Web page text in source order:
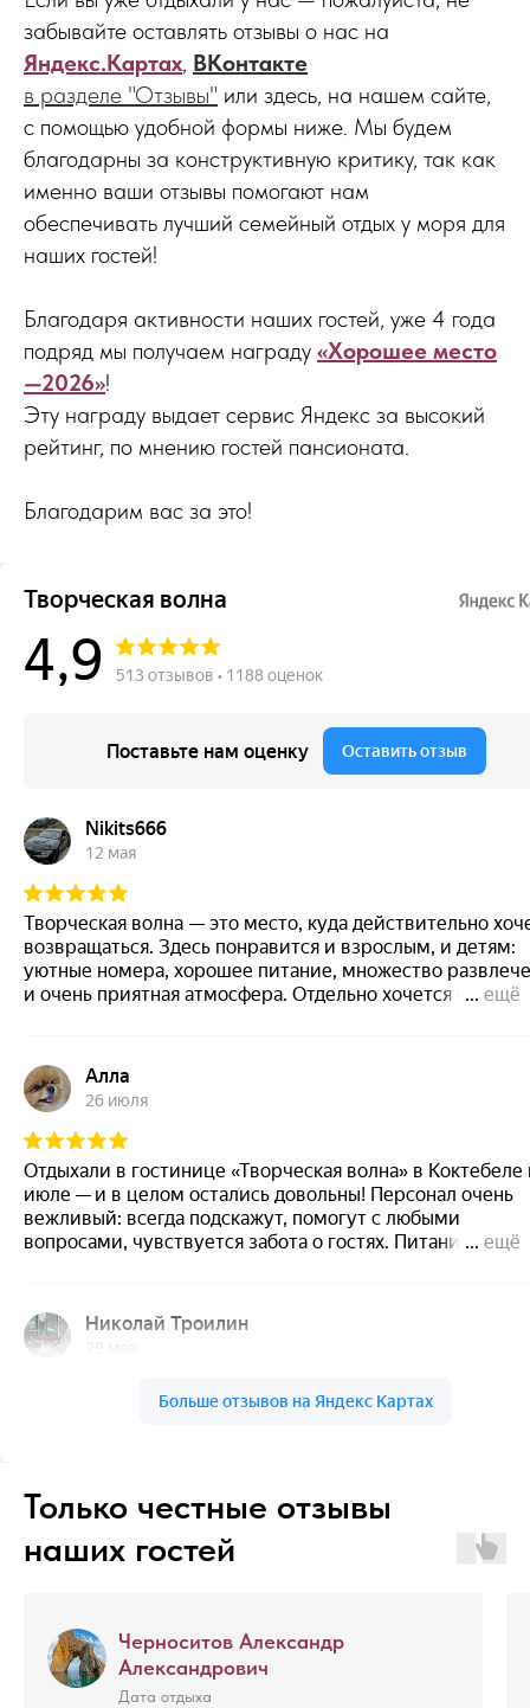
забывайте оставлять отзывы о нас на
Яндекс.Картах, ВКонтакте
в разделе "Отзывы" или здесь, на нашем сайте,
с помощью удобной формы ниже. Мы будем
благодарны за конструктивную критику, так как
именно ваши отзывы помогают нам
обеспечивать лучший семейный отдых у моря для
наших гостей!
Благодаря активности наших гостей, уже 4 года
подряд мы получаем награду «Хорошее место
—2026»!
Эту награду выдает сервис Яндекс за высокий
рейтинг, по мнению гостей пансионата.
Благодарим вас за это!
Только честные отзывы
наших гостей
Черноситов Александр
Александрович
Дата отдыха